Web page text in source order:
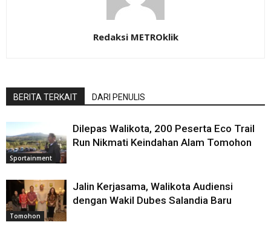
Redaksi METROklik
BERITA TERKAIT DARI PENULIS
Sportainment
Dilepas Walikota, 200 Peserta Eco Trail
Run Nikmati Keindahan Alam Tomohon
Tomohon
Jalin Kerjasama, Walikota Audiensi
dengan Wakil Dubes Salandia Baru